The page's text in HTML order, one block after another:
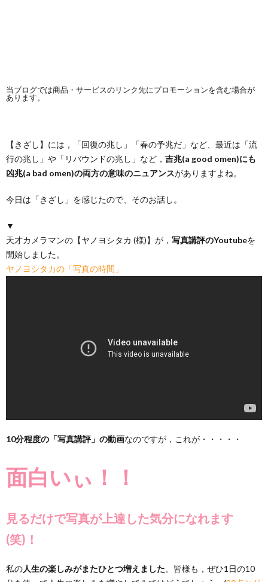
当ブログでは商品・サービスのリンク先にプロモーションを含む場合が
あります。
【きざし】には，「回復の兆し」「春の予兆だ」など、最近は「流
行の兆し」や「リバウンドの兆し」など， 吉兆(a good omen)にも
凶兆(a bad omen)の両方の意味のニュアンスがありますよね。
今日は「きざし」を感じたので、そのお話し。
▼
天才カメラマンの【ヤノヨシタカ (様)】が， 写真講評のYoutubeを
開始しました。
ヤノヨシタカの「写真の時間」
10分程度の「写真講評」の動画なのですが，これが・・・・・
面白いぃ！！
見るだけで写真が上達した気分になれます
(笑)！
私の人生の楽しみがまたひとつ増えました。皆様も，ぜひ1日の10